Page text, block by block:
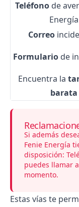
Teléfono de
Energía
Correo
Formulario de
Encuentra la
barata
Si además
Fenie Energía
disposición:
puedes llamar
momento.
Estas vías te